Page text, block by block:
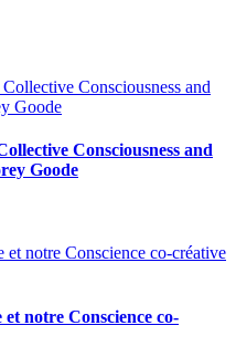
Consciousness and
Goode
notre Conscience co-